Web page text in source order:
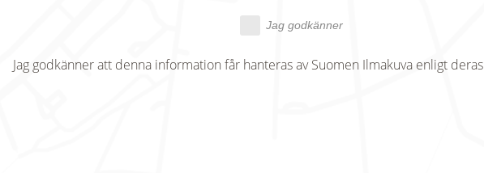
Jag godkänner
Jag godkänner att denna information får hanteras av Suomen Ilmakuva enligt deras